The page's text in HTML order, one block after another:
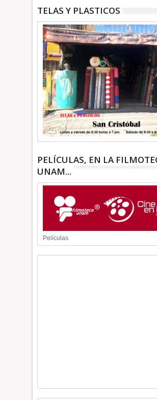
TELAS Y PLASTICOS
PELÍCULAS, EN LA
UNAM...
Películas